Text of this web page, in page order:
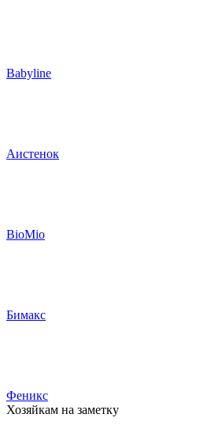
Babyline
Аистенок
BioMio
Бимакс
Феникс
Хозяйкам на заметку